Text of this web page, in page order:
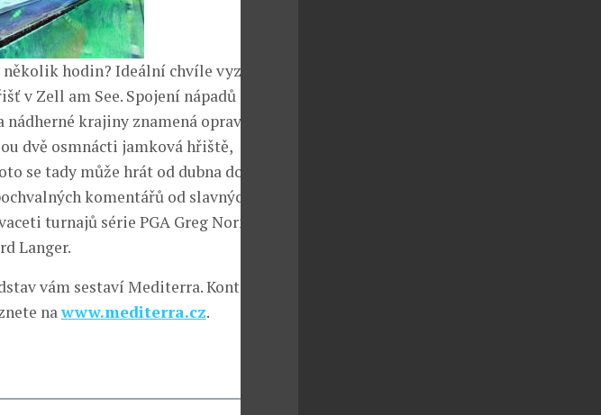
hodin? Ideální chvíle vyzkoušet
v Zell am See. Spojení nápadů
krajiny znamená opravdu
dvě osmnácti jamková hřiště,
se tady může hrát od dubna do
komentářů od slavných
turnajů série PGA Greg Norman,
Langer.
vám sestaví Mediterra. Kontakty a
nawww.mediterra.cz.